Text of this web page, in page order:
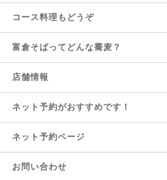
コース料理もどうぞ
富倉そばってどんな蕎麦？
店舗情報
ネット予約がおすすめです！
ネット予約ページ
お問い合わせ